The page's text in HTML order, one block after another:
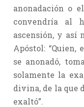
anonadación o
convendría al
ascensión, y así
Apóstol: “Quien,
se anonadó,
solamente la
divina, de la que
exaltó”.